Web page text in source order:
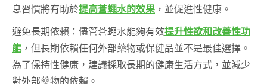
息習慣將有助於提高蒼蠅水的效果 ，並促進性健康。
避免長期依賴：儘管蒼蠅水能夠有效提升性欲和改善性功
能 ，但長期依賴任何外部藥物或保健品並不是最佳選擇。
為了保持性健康，建議採取長期的健康生活方式，並減少
對外部藥物的依賴。